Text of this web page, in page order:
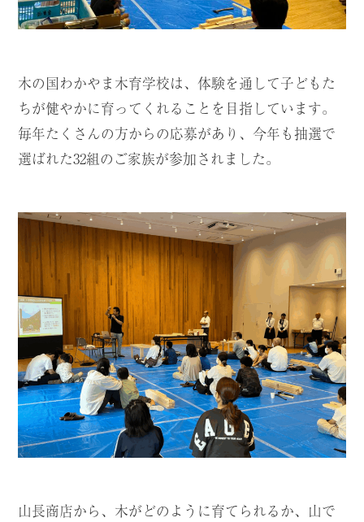
木の国わかやま木育学校は、体験を通して子どもた
ちが健やかに育ってくれることを目指しています。
毎年たくさんの方からの応募があり、今年も抽選で
選ばれた32組のご家族が参加されました。
山長商店から、木がどのように育てられるか、山で